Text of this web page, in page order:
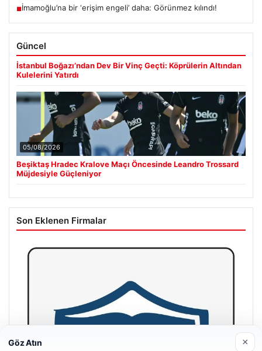
■İmamoğlu’na bir ‘erişim engeli’ daha: Görünmez kılındı!
Güncel
İstanbul Boğazı’ndan Dev Bir Vinç Geçti: Köprülerin Altından
Kulelerini Yatırdı
05/08/2026
Beşiktaş Hradec Kralove Maçı Öncesinde Leandro Trossard
Müjdesiyle Güçleniyor
Son Eklenen Firmalar
Göz Atın ×